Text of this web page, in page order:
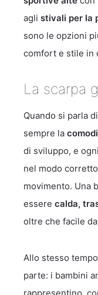
agli stivali per la
sono le opzioni
comfort e stile in
La scarpa
Quando si parla di
sempre la
di sviluppo, e
nel modo
movimento. Una
essere calda,
oltre che facile
Allo stesso
parte: i bambini